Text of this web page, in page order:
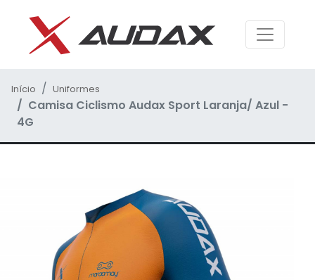
Início Uniformes
Camisa Ciclismo Audax Sport Laranja/ Azul -
4G